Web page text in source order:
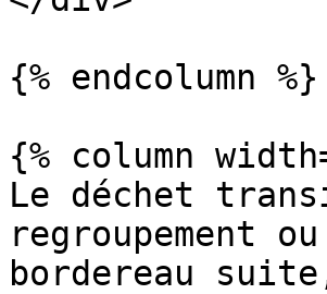
{% endcolumn %}
{% column
Le déchet
regroupement
bordereau